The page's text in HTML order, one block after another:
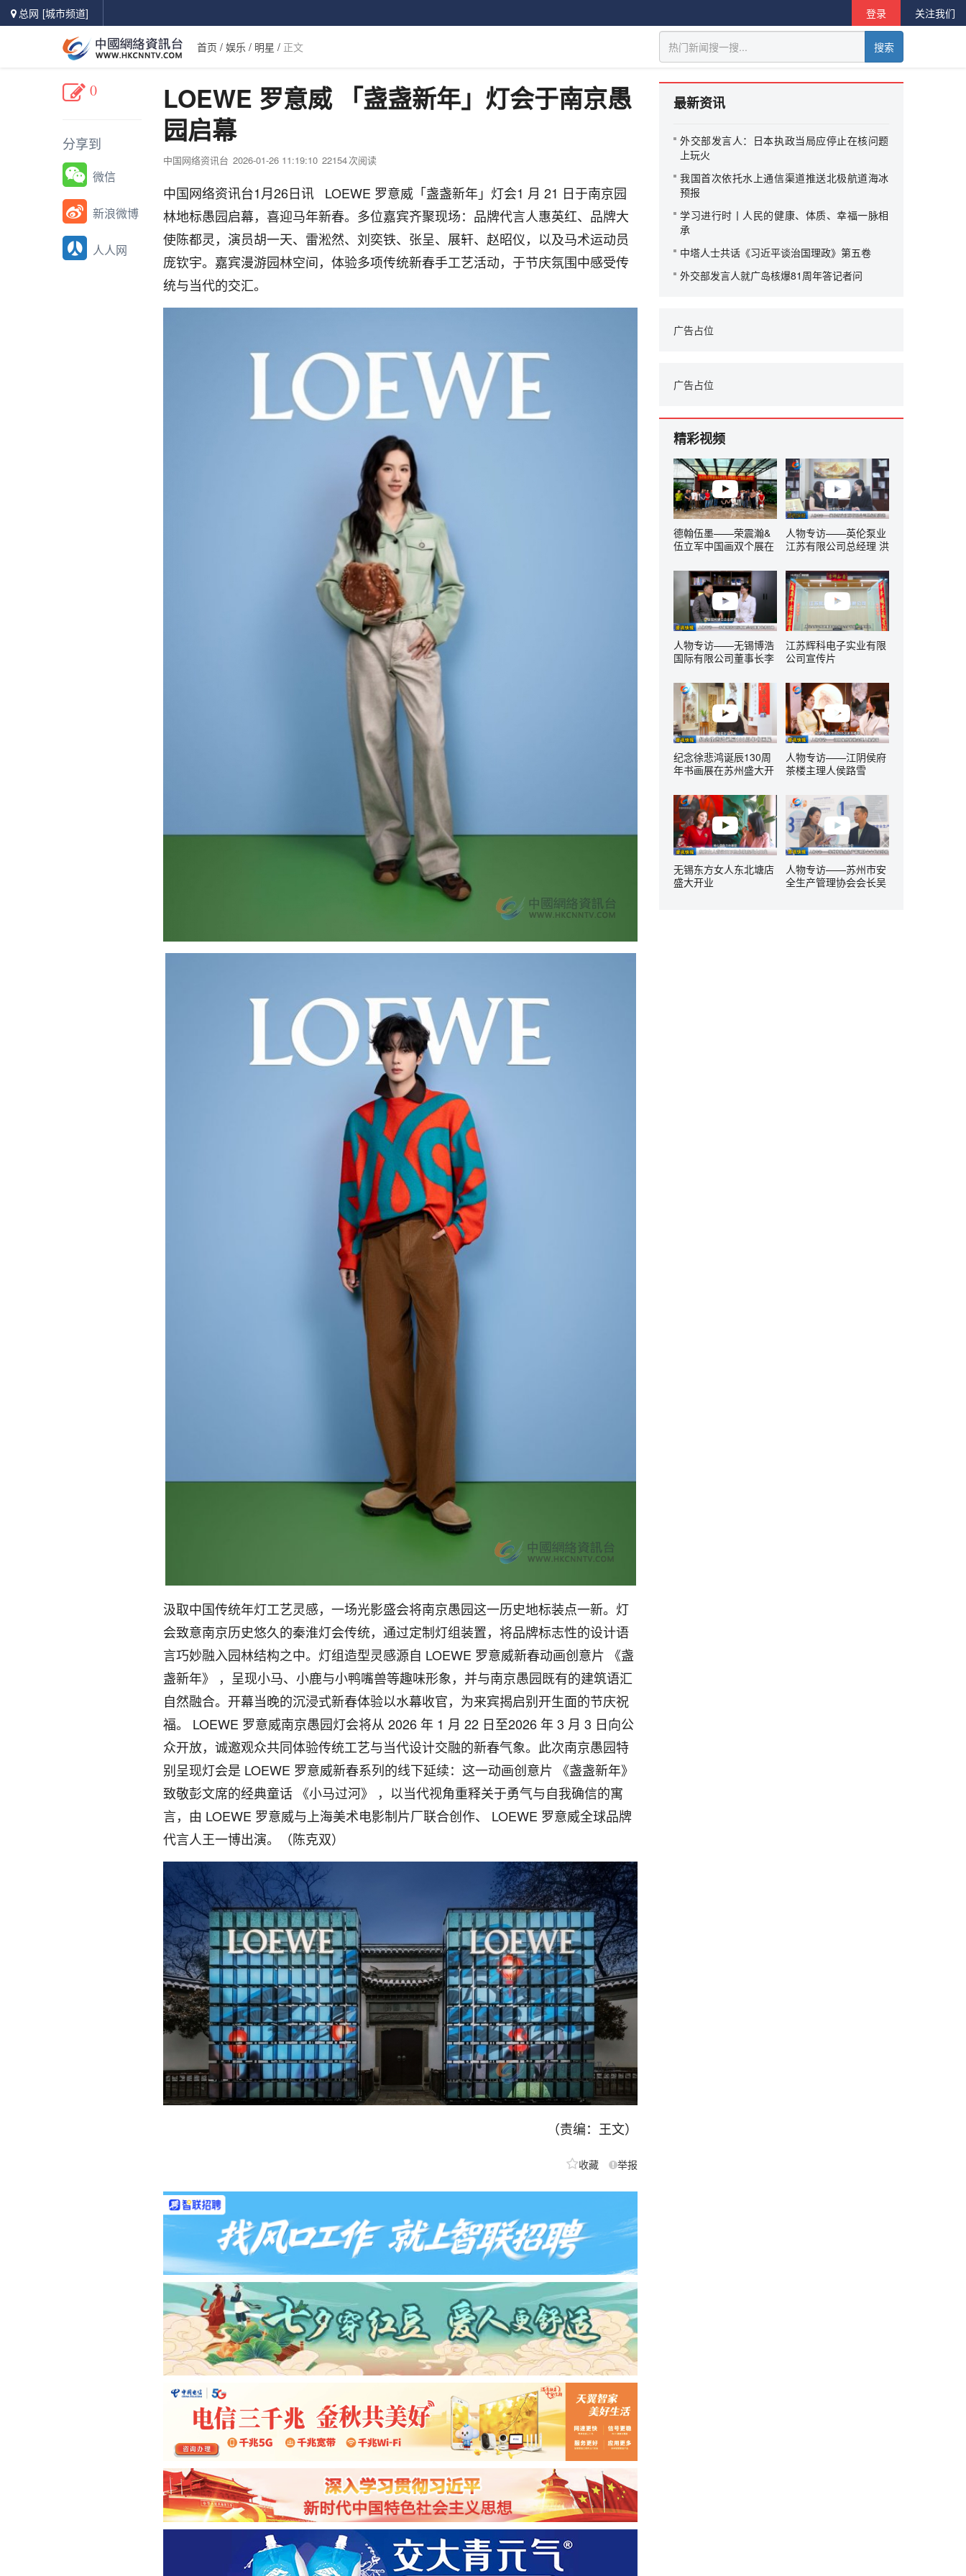
总网 [城市频道] 关注我们
登录
首页 / 娱乐 / 明星 / 正文 搜索
0
分享到
微信
新浪微博
人人网
LOEWE 罗意威 「盏盏新年」灯会于南京愚
园启幕
中国网络资讯台 2026-01-26 11:19:10 22154次阅读
中国网络资讯台1月26日讯 LOEWE 罗意威「盏盏新年」灯会1 月 21 日于南京园
林地标愚园启幕，喜迎马年新春。多位嘉宾齐聚现场：品牌代言人惠英红、品牌大
使陈都灵，演员胡一天、雷淞然、刘奕铁、张呈、展轩、赵昭仪，以及马术运动员
庞钦宇。嘉宾漫游园林空间，体验多项传统新春手工艺活动，于节庆氛围中感受传
统与当代的交汇。
汲取中国传统年灯工艺灵感，一场光影盛会将南京愚园这一历史地标装点一新。灯
会致意南京历史悠久的秦淮灯会传统，通过定制灯组装置，将品牌标志性的设计语
言巧妙融入园林结构之中。灯组造型灵感源自 LOEWE 罗意威新春动画创意片 《盏
盏新年》 ，呈现小马、小鹿与小鸭嘴兽等趣味形象，并与南京愚园既有的建筑语汇
自然融合。开幕当晚的沉浸式新春体验以水幕收官，为来宾揭启别开生面的节庆祝
福。 LOEWE 罗意威南京愚园灯会将从 2026 年 1 月 22 日至2026 年 3 月 3 日向公
众开放，诚邀观众共同体验传统工艺与当代设计交融的新春气象。此次南京愚园特
别呈现灯会是 LOEWE 罗意威新春系列的线下延续：这一动画创意片 《盏盏新年》
致敬彭文席的经典童话 《小马过河》 ，以当代视角重释关于勇气与自我确信的寓
言，由 LOEWE 罗意威与上海美术电影制片厂联合创作、 LOEWE 罗意威全球品牌
代言人王一博出演。（陈克双）
（责编：王文）
收藏 举报
最新资讯
外交部发言人：日本执政当局应停止在核问题
上玩火
我国首次依托水上通信渠道推送北极航道海冰
预报
学习进行时丨人民的健康、体质、幸福一脉相
承
中塔人士共话《习近平谈治国理政》第五卷
外交部发言人就广岛核爆81周年答记者问
广告占位
广告占位
精彩视频
德翰伍墨——荣震瀚&
伍立军中国画双个展在
人物专访——英伦泵业
江苏有限公司总经理 洪
人物专访——无锡博浩
国际有限公司董事长李
江苏辉科电子实业有限
公司宣传片
纪念徐悲鸿诞辰130周
年书画展在苏州盛大开
人物专访——江阴侯府
茶楼主理人侯路雪
无锡东方女人东北塘店
盛大开业
人物专访——苏州市安
全生产管理协会会长吴